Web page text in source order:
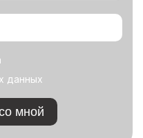
данных
мной